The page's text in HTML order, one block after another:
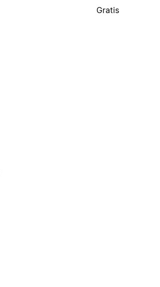
Gratis